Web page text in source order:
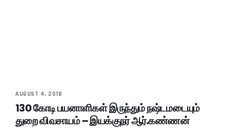
AUGUST 4, 2018
130 கோடி பயனாளிகள் இருந்தும் நஷ்டமடையும்
துறை விவசாயம் – இயக்குநர் ஆர்.கண்ணன்